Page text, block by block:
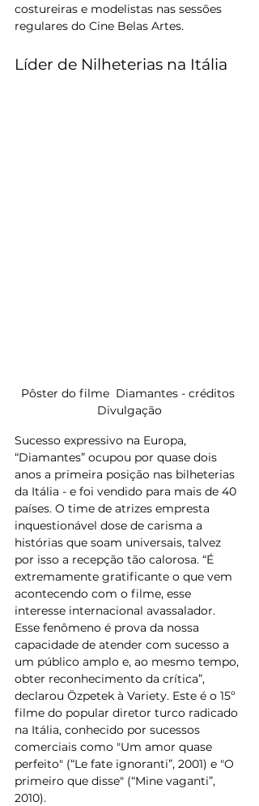
costureiras e modelistas nas sessões
regulares do Cine Belas Artes.
Líder de Nilheterias na Itália
Pôster do filme  Diamantes - créditos
Divulgação
Sucesso expressivo na Europa,
“Diamantes” ocupou por quase dois
anos a primeira posição nas bilheterias
da Itália - e foi vendido para mais de 40
países. O time de atrizes empresta
inquestionável dose de carisma a
histórias que soam universais, talvez
por isso a recepção tão calorosa. “É
extremamente gratificante o que vem
acontecendo com o filme, esse
interesse internacional avassalador.
Esse fenômeno é prova da nossa
capacidade de atender com sucesso a
um público amplo e, ao mesmo tempo,
obter reconhecimento da crítica”,
declarou Özpetek à Variety. Este é o 15º
filme do popular diretor turco radicado
na Itália, conhecido por sucessos
comerciais como "Um amor quase
perfeito" (“Le fate ignoranti”, 2001) e "O
primeiro que disse" (“Mine vaganti”,
2010).